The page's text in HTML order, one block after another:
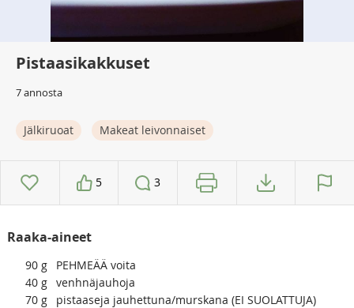
Pistaasikakkuset
7 annosta
Jälkiruoat Makeat leivonnaiset
5 3
Raaka-aineet
90 g
PEHMEÄÄ voita
40 g venhnäjauhoja
70 g
pistaaseja jauhettuna/murskana (EI SUOLATTUJA)